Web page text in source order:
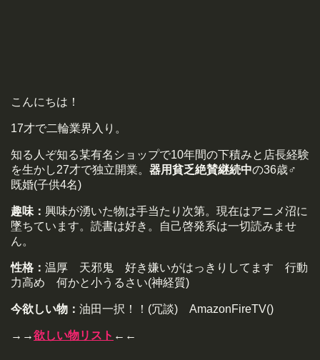
こんにちは！
17才で二輪業界入り。
知る人ぞ知る某有名ショップで10年間の下積みと店長経験
を生かし27才で独立開業。 器用貧乏絶賛継続中の36歳♂
既婚(子供4名)
趣味： 興味が湧いた物は手当たり次第。現在はアニメ沼に
墜ちています。読書は好き。自己啓発系は一切読みませ
ん。
性格： 温厚 天邪鬼 好き嫌いがはっきりしてます 行動
力高め 何かと小うるさい(神経質)
今欲しい物： 油田一択！！(冗談) AmazonFireTV()
→→欲しい物リスト ←←